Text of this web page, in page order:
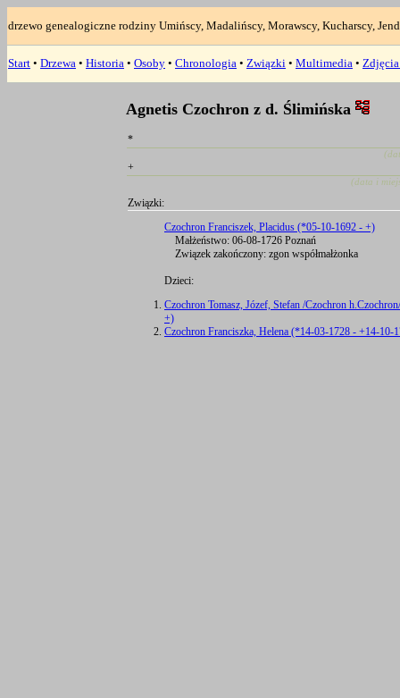
drzewo genealogiczne rodziny Umińscy, Madalińscy, Morawscy, Kucharscy,
Start • Drzewa • Historia • Osoby • Chronologia • Związki • Multimedia •
Agnetis Czochron z d. Ślimińska
*
+
(data i
Związki:
Czochron Franciszek, Placidus (*05-10-1692 - +)
Małżeństwo: 06-08-1726 Poznań
Związek zakończony: zgon współmałżonka
Dzieci:
Czochron Tomasz, Józef, Stefan /Czochron
+)
Czochron Franciszka, Helena (*14-03-1728 - +14-10-